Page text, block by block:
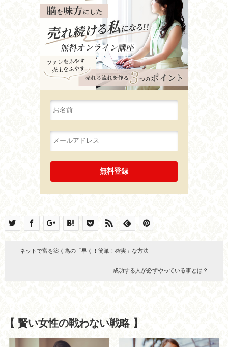
ネットで富を築く為の「早く！簡単！確実」な方法
成功する人が必ずやっている事とは？
【 賢い女性の戦わない戦略 】